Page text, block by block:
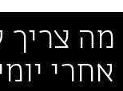
מה צריך
אחרי